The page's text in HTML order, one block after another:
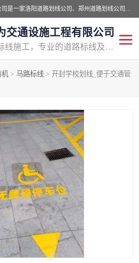
周口中为交通设施工程有限公司是一家洛阳道路划线公司、郑州道路划线公司、平顶山道路车位划线公司、开封车位划线公司、许昌道路车位划线公司、漯河道路车位划线公司，公司始终坚持“诚信、匠心、专注”的宗旨；我们的经营理念是：的服务。
交通设施工程有限公司
专注道路标线施工，专业的道路标线及交通设施施工服务商!
机 > 马路标线 > 开封学校划线_便于交通管
马路标线
道路划线